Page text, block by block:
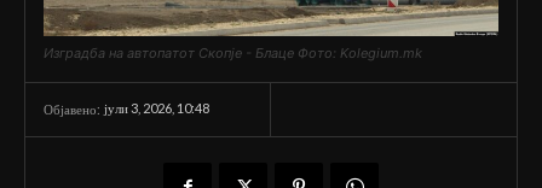
Изградба на автопатот Скопје - Блаце Фото: Kolegium.mk
Објавено: јули 3, 2026, 10:48